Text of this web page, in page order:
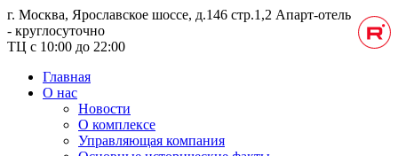
г. Москва, Ярославское шоссе, д.146 стр.1,2 Апарт-отель
- круглосуточно
ТЦ с 10:00 до 22:00
Главная
О нас
Новости
О комплексе
Управляющая компания